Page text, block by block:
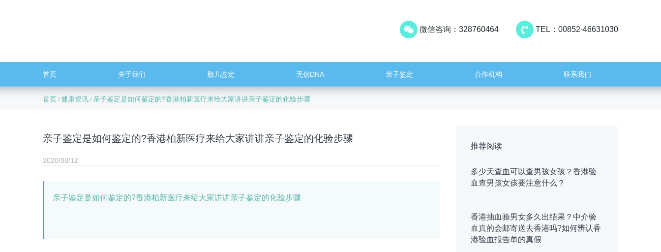
TEL：00852-46631030
微信咨询：328760464
首页 关于我们 胎儿鉴定 无创DNA 亲子鉴定 合作机构 联系我们
首页 /健康资讯 / 亲子鉴定是如何鉴定的?香港柏新医疗来给大家讲讲亲子鉴定的化验步骤
亲子鉴定是如何鉴定的?香港柏新医疗来给大家讲讲亲子鉴定的化验步骤
2020/08/12
亲子鉴定是如何鉴定的?香港柏新医疗来给大家讲讲亲子鉴定的化验步骤
推荐阅读
多少天查血可以查男孩女孩？香港验
血查男孩女孩要注意什么？
香港抽血验男女多久出结果？中介验
血真的会邮寄送去香港吗?如何辨认香
港验血报告单的真假